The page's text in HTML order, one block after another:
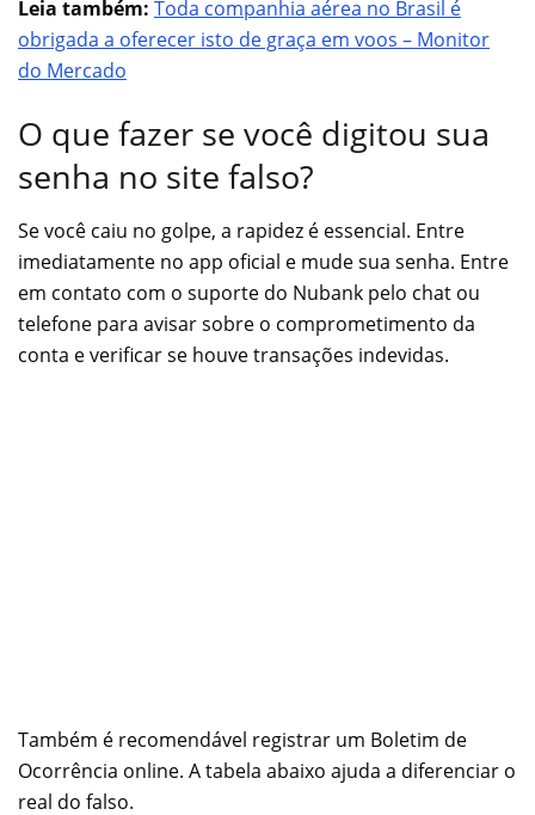
Leia também: Toda companhia aérea no Brasil é
obrigada a oferecer isto de graça em voos – Monitor
do Mercado
O que fazer se você digitou sua
senha no site falso?
Se você caiu no golpe, a rapidez é essencial. Entre
imediatamente no app oficial e mude sua senha. Entre
em contato com o suporte do Nubank pelo chat ou
telefone para avisar sobre o comprometimento da
conta e verificar se houve transações indevidas.
Também é recomendável registrar um Boletim de
Ocorrência online. A tabela abaixo ajuda a diferenciar o
real do falso.